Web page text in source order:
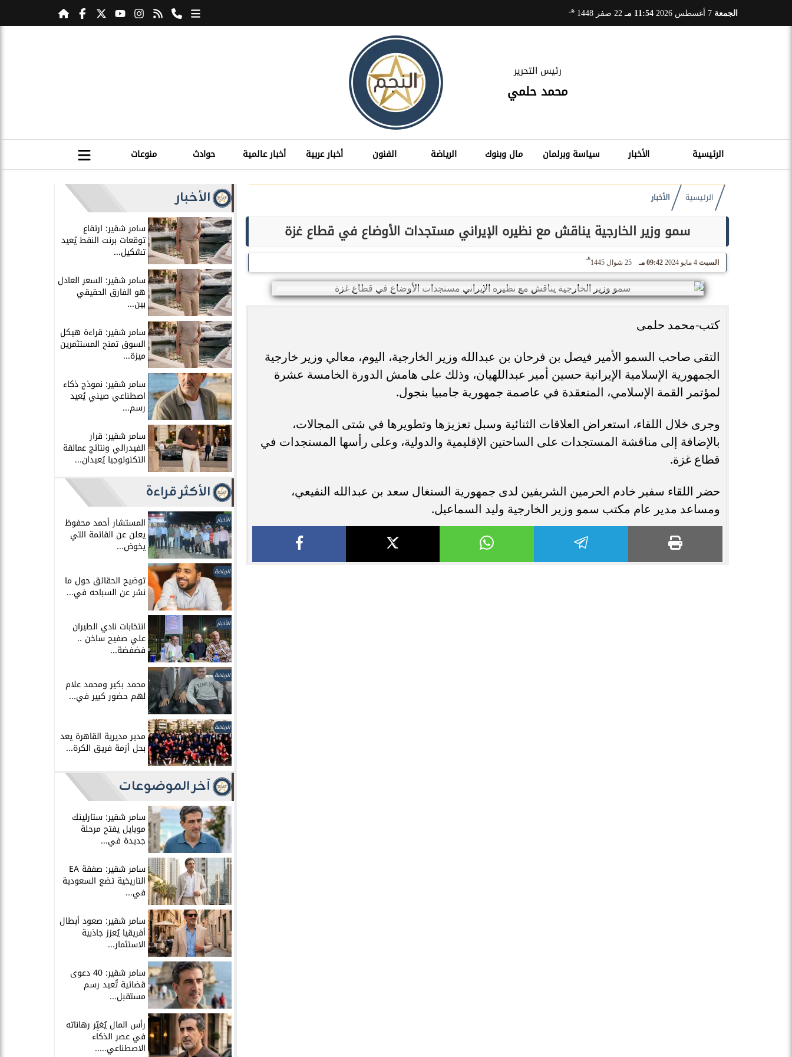
الجمعة 11:54 مـ 22 صفر 1448 هـ
رئيس التحرير
محمد حلمي
الرئيسية الأخبار سياسة وبرلمان مال وبنوك الرياضة الفنون أخبار عربية أخبار عالمية حوادث منوعات
الرئيسية الأخبار
سمو وزير الخارجية يناقش مع نظيره الإيراني مستجدات الأوضاع في قطاع غزة
السبت 4 مايو 2024 09:42 مـ 25 شوال 1445
هـ
كتب-محمد حلمى
التقى صاحب السمو الأمير فيصل بن فرحان بن عبدالله وزير الخارجية، اليوم، معالي وزير خارجية
الجمهورية الإسلامية الإيرانية حسين أمير عبداللهيان، وذلك على هامش الدورة الخامسة عشرة
لمؤتمر القمة الإسلامي، المنعقدة في عاصمة جمهورية جامبيا بنجول.
وجرى خلال اللقاء، استعراض العلاقات الثنائية وسبل تعزيزها وتطويرها في شتى المجالات،
بالإضافة إلى مناقشة المستجدات على الساحتين الإقليمية والدولية، وعلى رأسها المستجدات في
قطاع غزة.
حضر اللقاء سفير خادم الحرمين الشريفين لدى جمهورية السنغال سعد بن عبدالله النفيعي،
ومساعد مدير عام مكتب سمو وزير الخارجية وليد السماعيل.
الأخبار
سامر شقير: ارتفاع
توقعات برنت النفط يُعيد
تشكيل...
سامر شقير: السعر العادل
هو الفارق الحقيقي
بين...
سامر شقير: قراءة هيكل
السوق تمنح المستثمرين
ميزة...
سامر شقير: نموذج ذكاء
اصطناعي صيني يُعيد
رسم...
سامر شقير: قرار
الفيدرالي ونتائج عمالقة
التكنولوجيا يُعيدان...
الأكثر قراءة
الأخبار المستشار أحمد محفوظ
يعلن عن القائمة التي
يخوض...
الرياضة
توضيح الحقائق حول ما
نشر عن السباحه في...
الأخبار انتخابات نادي الطيران
علي صفيح ساخن ..
فضفضة...
الرياضة
محمد بكير ومحمد علام
لهم حضور كبير في...
الرياضة
مدير مديرية القاهرة يعد
بحل أزمة فريق الكرة...
آخر الموضوعات
سامر شقير: ستارلينك
موبايل يفتح مرحلة
جديدة في...
سامر شقير: صفقة EA
التاريخية تضع السعودية
في...
سامر شقير: صعود أبطال
أفريقيا يُعزز جاذبية
الاستثمار...
سامر شقير: 40 دعوى
قضائية تُعيد رسم
مستقبل...
رأس المال يُغيِّر رهاناته
في عصر الذكاء
الاصطناعي.....